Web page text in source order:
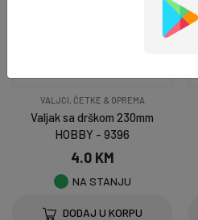
VALJCI, ČETKE & OPREMA
Valjak sa drškom 230mm
HOBBY - 9396
4.0 KM
NA STANJU
DODAJ U KORPU